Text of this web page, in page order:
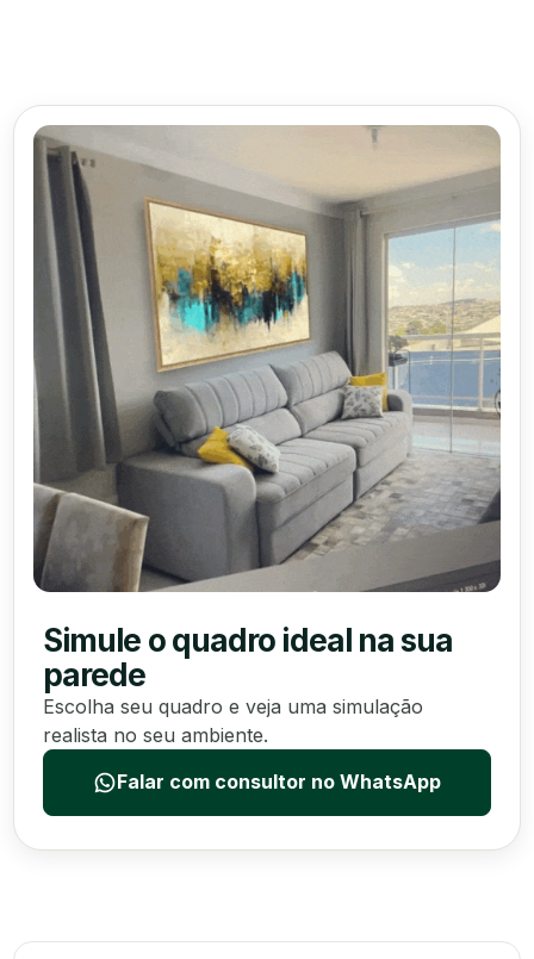
Simule o quadro ideal na sua
parede
Escolha seu quadro e veja uma simulação
realista no seu ambiente.
Falar com consultor no WhatsApp